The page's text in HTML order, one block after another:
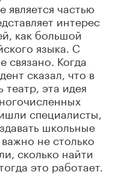
является частью
интерес
как большой
языка. С
связано. Когда
сказал, что в
эта идея
специалисты,
школьные
не столько
сколько найти
это работает.